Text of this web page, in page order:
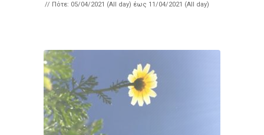
// Πότε: 05/04/2021 (All day) έως 11/04/2021 (All day)